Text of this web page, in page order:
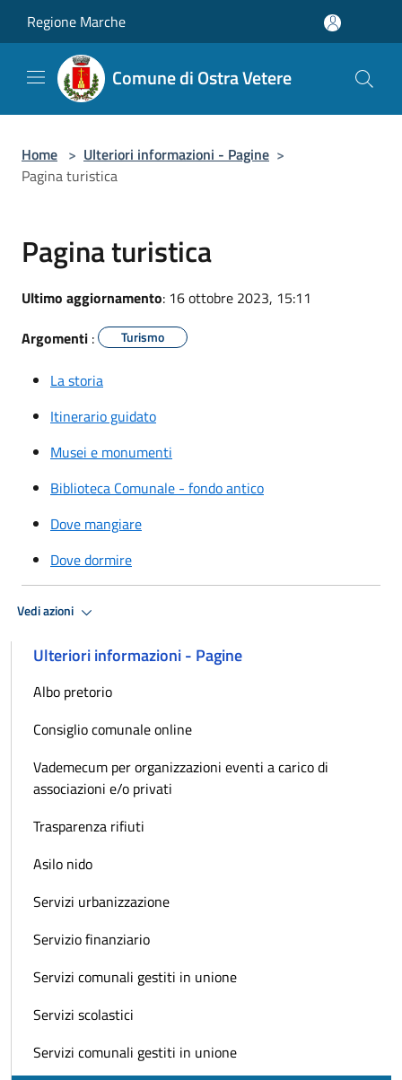
Regione Marche
Comune di Ostra Vetere
Home > Ulteriori informazioni - Pagine >
Pagina turistica
Pagina turistica
Ultimo aggiornamento: 16 ottobre 2023, 15:11
Argomenti : Turismo
La storia
Itinerario guidato
Musei e monumenti
Biblioteca Comunale - fondo antico
Dove mangiare
Dove dormire
Vedi azioni
Ulteriori informazioni - Pagine
Albo pretorio
Consiglio comunale online
Vademecum per organizzazioni eventi a carico di
associazioni e/o privati
Trasparenza rifiuti
Asilo nido
Servizi urbanizzazione
Servizio finanziario
Servizi comunali gestiti in unione
Servizi scolastici
Servizi comunali gestiti in unione